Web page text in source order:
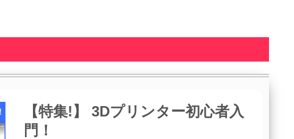
【特集!】 3Dプリンター初心者入
門！